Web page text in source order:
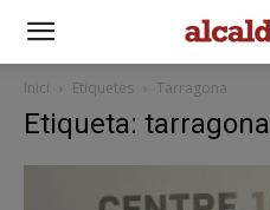
Inici Etiquetes Tarragona
Etiqueta: tarragona